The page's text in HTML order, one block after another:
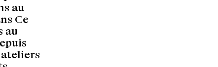
au
Ce
au
ateliers